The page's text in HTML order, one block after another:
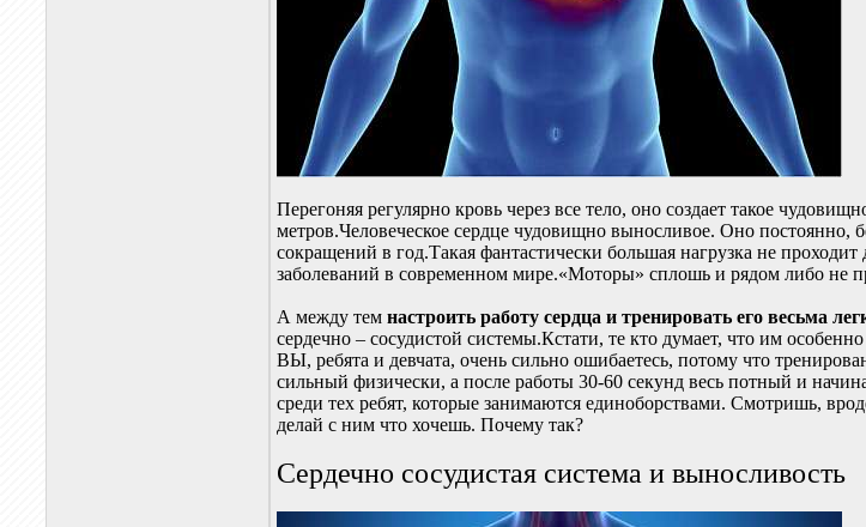
Перегоняя регулярно кровь через все тело, оно создает такое
метров.Человеческое сердце чудовищно выносливое. Оно постоянно,
сокращений в год.Такая фантастически большая нагрузка не
заболеваний в современном мире.«Моторы» сплошь и рядом либо не
А между темнастроить работу сердца и тренировать его весьма
сердечно – сосудистой системы.Кстати, те кто думает, что им
ВЫ, ребята и девчата, очень сильно ошибаетесь, потому что
сильный физически, а после работы 30-60 секунд весь потный и
среди тех ребят, которые занимаются единоборствами. Смотришь,
делай с ним что хочешь. Почему так?
Сердечно сосудистая система и выносливость